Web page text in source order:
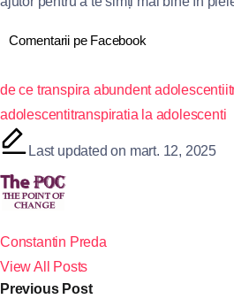
Comentarii pe Facebook
de ce transpira abundent adolescentii
adolescentitranspiratia la adolescenti
Last updated on mart. 12, 2025
Constantin Preda
View All Posts
Previous Post